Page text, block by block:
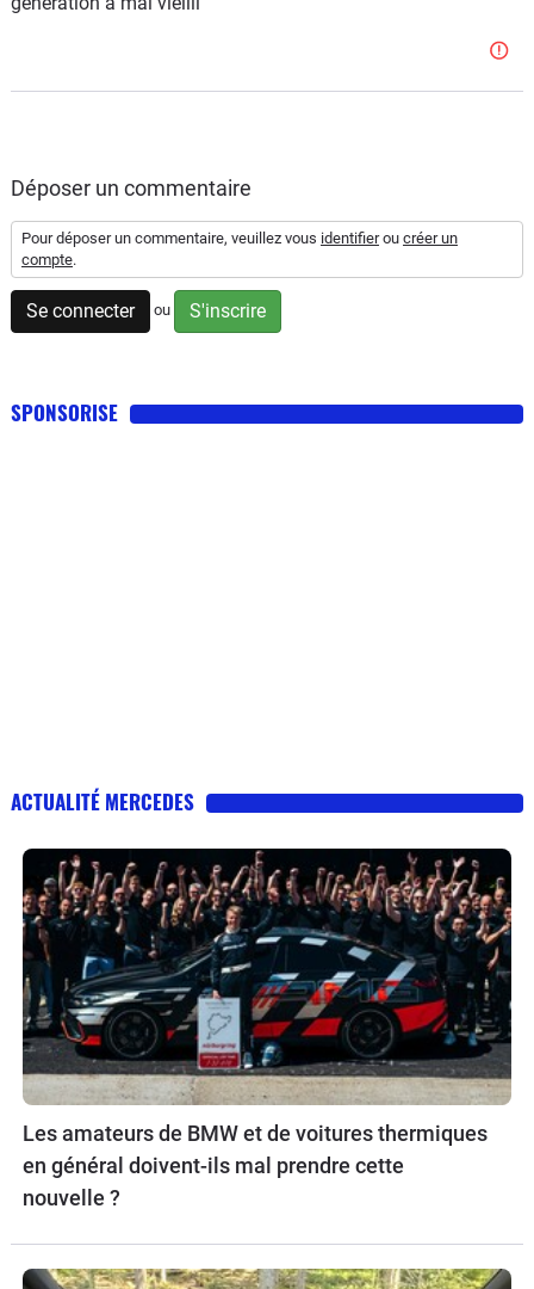
Déposer un commentaire
Pour déposer un commentaire, veuillez vous identifierou créer un
compte.
Se connecter ou S'inscrire
SPONSORISE
ACTUALITÉ MERCEDES
Les amateurs de BMW et de voitures thermiques
en général doivent-ils mal prendre cette
nouvelle ?